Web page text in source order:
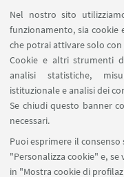
Nel nostro sito
funzionamento, sia
che potrai attivare solo
Cookie e altri strumenti
analisi statistiche,
istituzionale e analisi dei
Se chiudi questo banner
necessari.
Puoi esprimere il
"Personalizza cookie" e,
in "Mostra cookie di
SEGUI